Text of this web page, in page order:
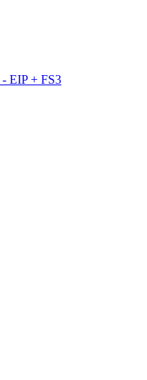
EIP + FS3